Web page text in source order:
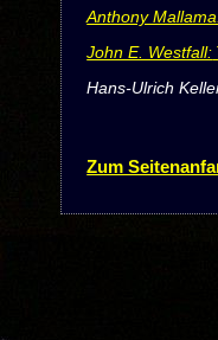
Anthony
John E. Westfall:
Hans-Ulrich
Zum